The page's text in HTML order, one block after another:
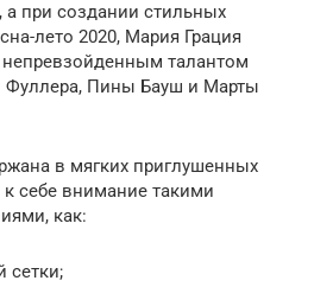
а при создании стильных
лето 2020, Мария Грация
талантом
Пины Бауш и Марты
в мягких приглушенных
к себе внимание такими
как:
сетки;